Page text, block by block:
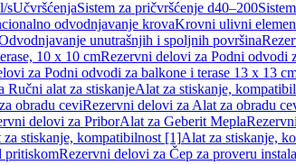
sUčvršćenjaSistem za pričvršćenje d40–200
odvodnjavanje krovaKrovni ulivni
unutrašnjih i spoljnih površina
10 x 10 cmRezervni delovi za Podni odvodi
za Podni odvodi za balkone i terase 13 x 13
Ručni alat za stiskanjeAlat za stiskanje,
obradu ceviRezervni delovi za Alat za obradu
delovi za PriborAlat za Geberit Mepla
stiskanje, kompatibilnost [1]Alat za stiskanje,
pritiskomRezervni delovi za Čep za proveru